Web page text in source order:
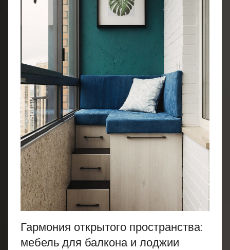
Гармония открытого пространства:
мебель для балкона и лоджии